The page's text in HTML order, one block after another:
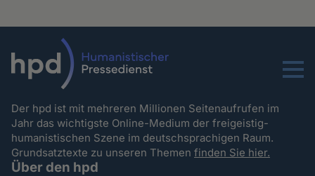
Menu
Der hpd ist mit mehreren Millionen Seitenaufrufen im
Jahr das wichtigste Online-Medium der freigeistig-
humanistischen Szene im deutschsprachigen Raum.
Grundsatztexte zu unseren Themenfinden Sie hier.
Über den hpd